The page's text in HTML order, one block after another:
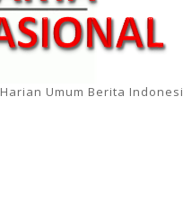
Harian Umum Berita